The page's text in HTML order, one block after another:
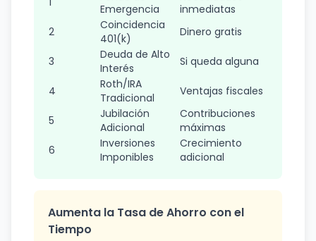
Emergencia
inmediatas
2
Coincidencia
401(k)
Dinero gratis
3
Deuda de Alto
Interés
Si queda alguna
4
Roth/IRA
Tradicional
Ventajas fiscales
5
Jubilación
Adicional
Contribuciones
máximas
6
Inversiones
Imponibles
Crecimiento
adicional
Aumenta la Tasa de Ahorro con el
Tiempo